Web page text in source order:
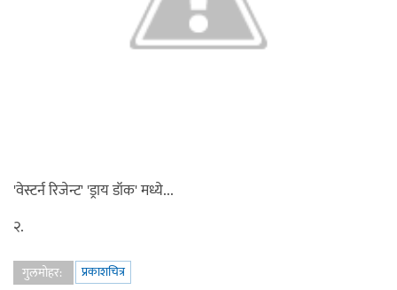
'वेस्टर्न रिजेन्ट' 'ड्राय डॉक' मध्ये...
२.
गुलमोहर:
प्रकाशचित्र